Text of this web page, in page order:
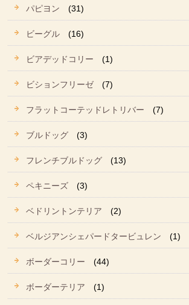
パピヨン (31)
ビーグル (16)
ビアデッドコリー (1)
ビションフリーゼ (7)
フラットコーテッドレトリバー (7)
ブルドッグ (3)
フレンチブルドッグ (13)
ペキニーズ (3)
ベドリントンテリア (2)
ベルジアンシェパードタービュレン (1)
ボーダーコリー (44)
ボーダーテリア (1)